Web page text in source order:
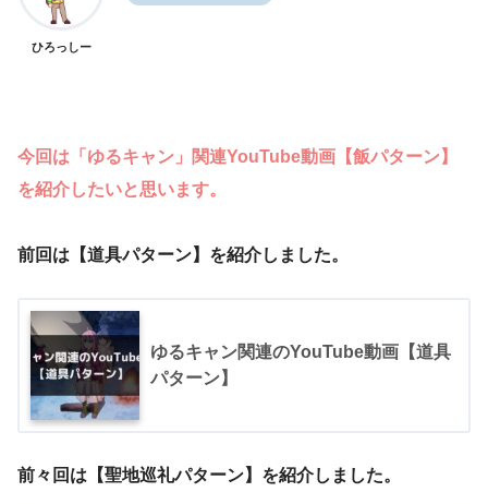
ひろっしー
今回は「ゆるキャン」関連YouTube動画【飯パターン】
を紹介したいと思います。
前回は【道具パターン】を紹介しました。
ゆるキャン関連のYouTube動画【道具
パターン】
前々回は【聖地巡礼パターン】を紹介しました。